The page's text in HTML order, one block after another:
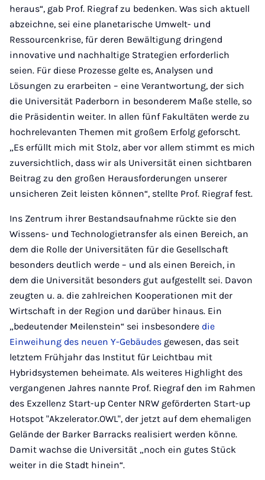
heraus“, gab Prof. Riegraf zu bedenken. Was sich aktuell
abzeichne, sei eine planetarische Umwelt- und
Ressourcenkrise, für deren Bewältigung dringend
innovative und nachhaltige Strategien erforderlich
seien. Für diese Prozesse gelte es, Analysen und
Lösungen zu erarbeiten – eine Verantwortung, der sich
die Universität Paderborn in besonderem Maße stelle, so
die Präsidentin weiter. In allen fünf Fakultäten werde zu
hochrelevanten Themen mit großem Erfolg geforscht.
„Es erfüllt mich mit Stolz, aber vor allem stimmt es mich
zuversichtlich, dass wir als Universität einen sichtbaren
Beitrag zu den großen Herausforderungen unserer
unsicheren Zeit leisten können“, stellte Prof. Riegraf fest.
Ins Zentrum ihrer Bestandsaufnahme rückte sie den
Wissens- und Technologietransfer als einen Bereich, an
dem die Rolle der Universitäten für die Gesellschaft
besonders deutlich werde – und als einen Bereich, in
dem die Universität besonders gut aufgestellt sei. Davon
zeugten u. a. die zahlreichen Kooperationen mit der
Wirtschaft in der Region und darüber hinaus. Ein
„bedeutender Meilenstein“ sei insbesondere die
Einweihung des neuen Y-Gebäudes gewesen, das seit
letztem Frühjahr das Institut für Leichtbau mit
Hybridsystemen beheimate. Als weiteres Highlight des
vergangenen Jahres nannte Prof. Riegraf den im Rahmen
des Exzellenz Start-up Center NRW geförderten Start-up
Hotspot "Akzelerator.OWL", der jetzt auf dem ehemaligen
Gelände der Barker Barracks realisiert werden könne.
Damit wachse die Universität „noch ein gutes Stück
weiter in die Stadt hinein“.